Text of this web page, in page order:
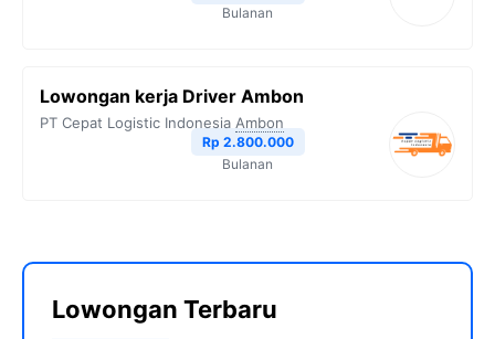
Bulanan
Lowongan kerja Driver Ambon
PT Cepat Logistic Indonesia Ambon
Rp 2.800.000
Bulanan
Lowongan Terbaru